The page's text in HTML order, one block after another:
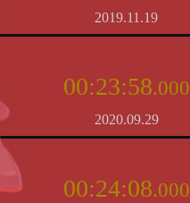
2019.11.19
00:23:58.000
2020.09.29
00:24:08.000